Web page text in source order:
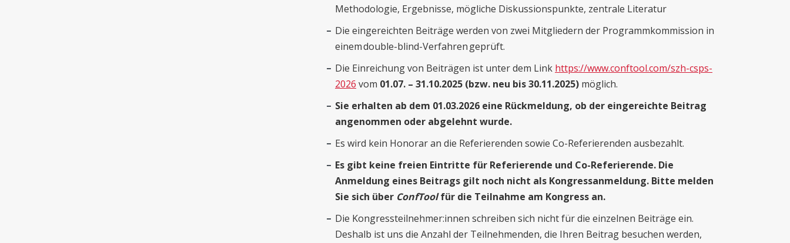
Methodologie, Ergebnisse, mögliche Diskussionspunkte, zentrale Literatur
Die eingereichten Beiträge werden von zwei Mitgliedern der Programmkommission in
einem double-blind-Verfahren geprüft.
Die Einreichung von Beiträgen ist unter dem Link https://www.conftool.com/szh-csps-
2026 vom 01.07. – 31.10.2025 (bzw. neu bis 30.11.2025) möglich.
Sie erhalten ab dem 01.03.2026 eine Rückmeldung, ob der eingereichte Beitrag
angenommen oder abgelehnt wurde.
Es wird kein Honorar an die Referierenden sowie Co-Referierenden ausbezahlt.
Es gibt keine freien Eintritte für Referierende und Co-Referierende. Die
Anmeldung eines Beitrags gilt noch nicht als Kongressanmeldung. Bitte melden
Sie sich über ConfToolfür die Teilnahme am Kongress an.
Die Kongressteilnehmer:innen schreiben sich nicht für die einzelnen Beiträge ein.
Deshalb ist uns die Anzahl der Teilnehmenden, die Ihren Beitrag besuchen werden,